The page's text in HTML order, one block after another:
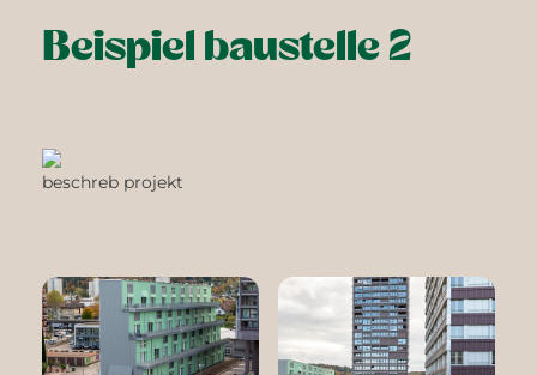
Beispiel baustelle 2
beschreb projekt